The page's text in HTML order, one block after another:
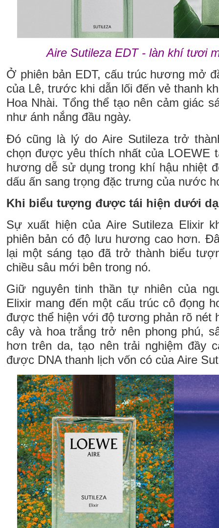
Aire Sutileza EDT - làn khí tươi
Ở phiên bản EDT, cấu trúc hương mở
của Lê, trước khi dẫn lối đến vẻ thanh
Hoa Nhài. Tổng thể tạo nên cảm giác
như ánh nắng đầu ngày.
Đó cũng là lý do Aire Sutileza trở
chọn được yêu thích nhất của LOEWE
hương dễ sử dụng trong khí hậu nhiệt
dấu ấn sang trọng đặc trưng của nước
Khi biểu tượng được tái hiện dưới
Sự xuất hiện của Aire Sutileza Elixir
phiên bản có độ lưu hương cao hơn.
lại một sáng tạo đã trở thành biểu
chiều sâu mới bên trong nó.
Giữ nguyên tinh thần tự nhiên của
Elixir mang đến một cấu trúc cô đọng
được thể hiện với độ tương phản rõ nét
cây và hoa trắng trở nên phong phú,
hơn trên da, tạo nên trải nghiệm đầy
được DNA thanh lịch vốn có của Aire